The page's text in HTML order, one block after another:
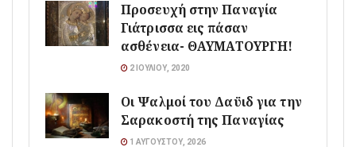
Προσευχή στην Παναγία
Γιάτρισσα εις πάσαν
ασθένεια- ΘΑΥΜΑΤΟΥΡΓΗ!
2 ΙΟΥΛΊΟΥ, 2020
Οι Ψαλμοί του Δαϋιδ για την
Σαρακοστή της Παναγίας
1 ΑΥΓΟΎΣΤΟΥ, 2026